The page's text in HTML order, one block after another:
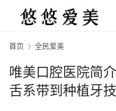
首页 全民爱美
唯美口腔医院简
舌系带到种植牙